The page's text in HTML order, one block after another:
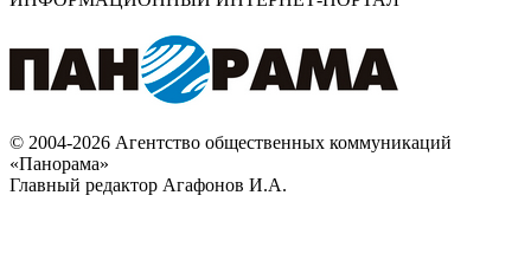
© 2004-2026 Агентство общественных коммуникаций
«Панорама»
Главный редактор Агафонов И.А.